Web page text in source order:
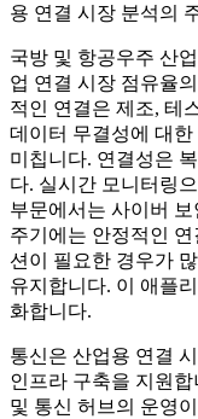
용 연결 시장 분석의
국방 및 항공우주 산
업 연결 시장 점유율
적인 연결은 제조, 테
데이터 무결성에 대
미칩니다. 연결성은
다. 실시간 모니터링
부문에서는 사이버
주기에는 안정적인
션이 필요한 경우가
유지합니다. 이 애플
화합니다.
통신은 산업용 연결
인프라 구축을 지원
및 통신 허브의 운영